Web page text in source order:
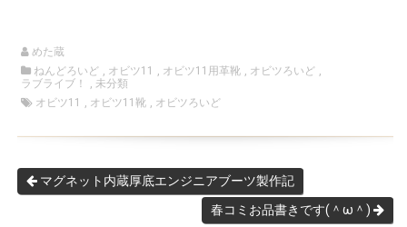
めた蔵
ねんどろいど
オビツ11 オビツ11用革靴 オビツろいど
ラブライブ！
未分類
オビツ11
オビツ11靴 オビツろいど
マグネット内蔵厚底エンジニアブーツ製作記
春コミお品書きです(＾ω＾)